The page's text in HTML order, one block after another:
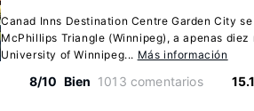
Canad Inns Destination Centre Garden City
McPhillips Triangle (Winnipeg), a apenas diez
University of Winnipeg... Más información
8/10 Bien 1013 comentarios